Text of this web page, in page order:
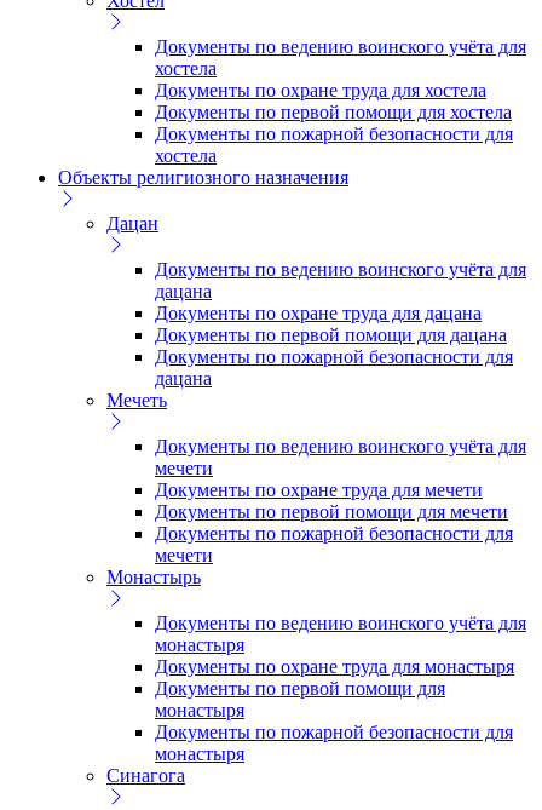
Документы по ведению воинского учёта для
хостела
Документы по охране труда для хостела
Документы по первой помощи для хостела
Документы по пожарной безопасности для
хостела
Объекты религиозного назначения
Дацан
Документы по ведению воинского учёта для
дацана
Документы по охране труда для дацана
Документы по первой помощи для дацана
Документы по пожарной безопасности для
дацана
Мечеть
Документы по ведению воинского учёта для
мечети
Документы по охране труда для мечети
Документы по первой помощи для мечети
Документы по пожарной безопасности для
мечети
Монастырь
Документы по ведению воинского учёта для
монастыря
Документы по охране труда для монастыря
Документы по первой помощи для
монастыря
Документы по пожарной безопасности для
монастыря
Синагога